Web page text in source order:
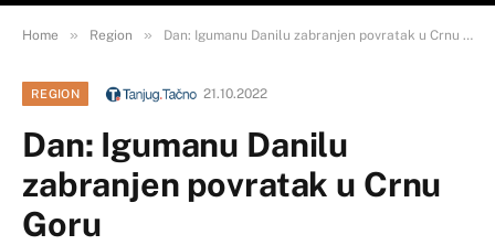
Home » Region » Dan: Igumanu Danilu zabranjen povratak u Crnu Goru
REGION 21.10.2022
Dan: Igumanu Danilu
zabranjen povratak u Crnu
Goru